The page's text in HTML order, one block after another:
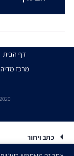
דף הבית
מרכז מדיה
2020 © כל הזכויות שמורות. הרצוג פוקס נאמן
כתב ויתור